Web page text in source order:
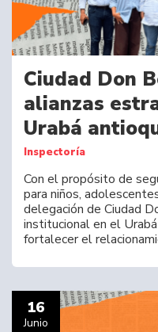
Ciudad Don
alianzas
Urabá
Inspectoría
Con el propósito de
para niños,
delegación de Ciudad
institucional en el
fortalecer el
16
Junio